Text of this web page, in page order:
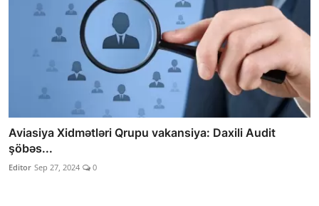
Aviasiya Xidmətləri Qrupu vakansiya: Daxili Audit
şöbəs...
Editor Sep 27, 2024 0